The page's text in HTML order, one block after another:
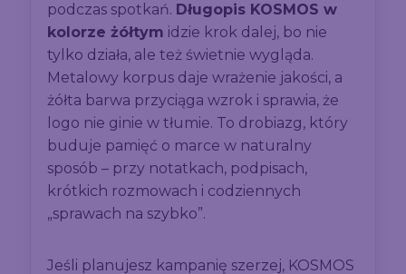
podczas spotkań. Długopis KOSMOS w
kolorze żółtym idzie krok dalej, bo nie
tylko działa, ale też świetnie wygląda.
Metalowy korpus daje wrażenie jakości, a
żółta barwa przyciąga wzrok i sprawia, że
logo nie ginie w tłumie. To drobiazg, który
buduje pamięć o marce w naturalny
sposób – przy notatkach, podpisach,
krótkich rozmowach i codziennych
„sprawach na szybko”.
Jeśli planujesz kampanię szerzej, KOSMOS